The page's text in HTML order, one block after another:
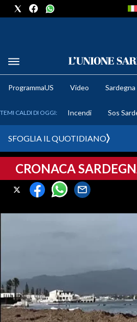
METEO
CRONACA SARDEGNA
CAGLIARI
GALLURA
NUORO E PROVINCIA
OGLIASTRA
ProgrammaUS Video Sardegna
TEMI CALDI DI OGGI: Incendi Sos
SFOGLIA IL QUOTIDIANO
CRONACA